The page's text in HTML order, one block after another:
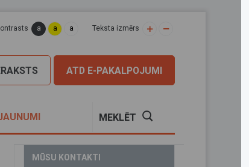
a a a Teksta izmērs
ATD E-PAKALPOJUMI
JAUNUMI MEKLĒT
MŪSU KONTAKTI